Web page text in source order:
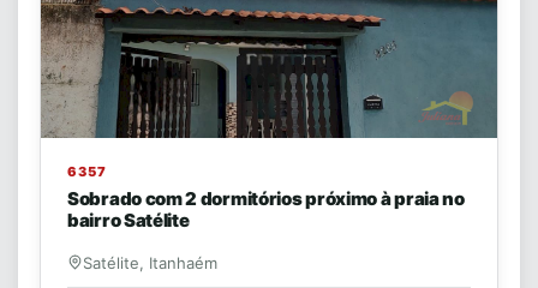
6357
Sobrado com 2 dormitórios próximo à praia no
bairro Satélite
Satélite, Itanhaém